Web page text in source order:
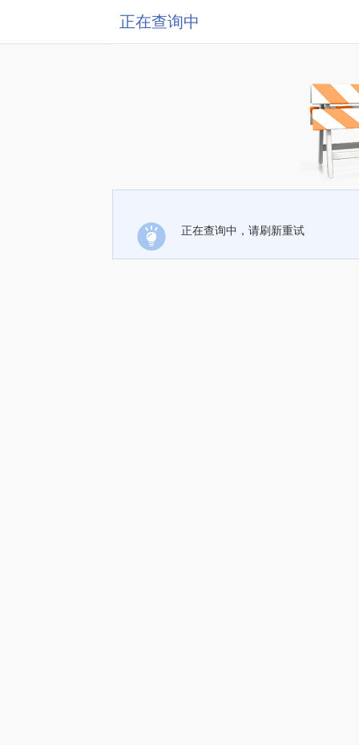
正在查询中
正在查询中，请刷新重试